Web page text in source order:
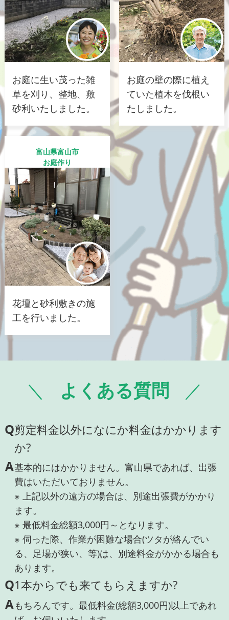
お庭に生い茂った雑
草を刈り、整地、敷
砂利いたしました。
お庭の壁の際に植え
ていた植木を伐根い
たしました。
富山県富山市
お庭作り
花壇と砂利敷きの施
工を行いました。
よくある質問
Q剪定料金以外になにか料金はかかります
か?
A基本的にはかかりません。富山県であれば、出張
費はいただいておりません。
※ 上記以外の遠方の場合は、別途出張費がかかり
ます。
※ 最低料金総額3,000円～となります。
※ 伺った際、作業が困難な場合(ツタが絡んでい
る、足場が狭い、等)は、別途料金がかかる場合も
あります。
Q1本からでも来てもらえますか?
Aもちろんです。最低料金(総額3,000円)以上であれ